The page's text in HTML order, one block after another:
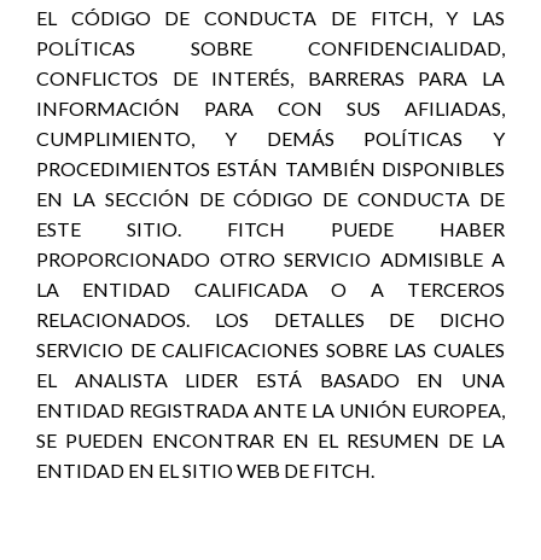
EL CÓDIGO DE CONDUCTA DE FITCH, Y LAS
POLÍTICAS SOBRE CONFIDENCIALIDAD,
CONFLICTOS DE INTERÉS, BARRERAS PARA LA
INFORMACIÓN PARA CON SUS AFILIADAS,
CUMPLIMIENTO, Y DEMÁS POLÍTICAS Y
PROCEDIMIENTOS ESTÁN TAMBIÉN DISPONIBLES
EN LA SECCIÓN DE CÓDIGO DE CONDUCTA DE
ESTE SITIO. FITCH PUEDE HABER
PROPORCIONADO OTRO SERVICIO ADMISIBLE A
LA ENTIDAD CALIFICADA O A TERCEROS
RELACIONADOS. LOS DETALLES DE DICHO
SERVICIO DE CALIFICACIONES SOBRE LAS CUALES
EL ANALISTA LIDER ESTÁ BASADO EN UNA
ENTIDAD REGISTRADA ANTE LA UNIÓN EUROPEA,
SE PUEDEN ENCONTRAR EN EL RESUMEN DE LA
ENTIDAD EN EL SITIO WEB DE FITCH.